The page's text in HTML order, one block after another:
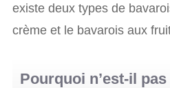
existe deux types de
crème et le bavarois aux
Pourquoi n’est-il